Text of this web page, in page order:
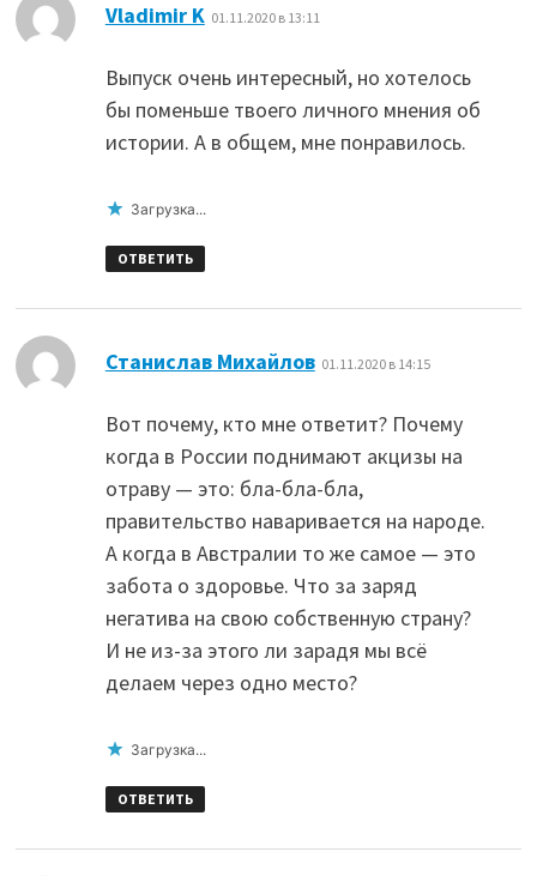
Vladimir K 01.11.2020 в 13:11
Выпуск очень интересный, но хотелось
бы поменьше твоего личного мнения об
истории. А в общем, мне понравилось.
Загрузка...
ОТВЕТИТЬ
Станислав Михайлов: 01.11.2020 в 14:15
Вот почему, кто мне ответит? Почему
когда в России поднимают акцизы на
отраву — это: бла-бла-бла,
правительство наваривается на народе.
А когда в Австралии то же самое — это
забота о здоровье. Что за заряд
негатива на свою собственную страну?
И не из-за этого ли зарадя мы всё
делаем через одно место?
Загрузка...
ОТВЕТИТЬ